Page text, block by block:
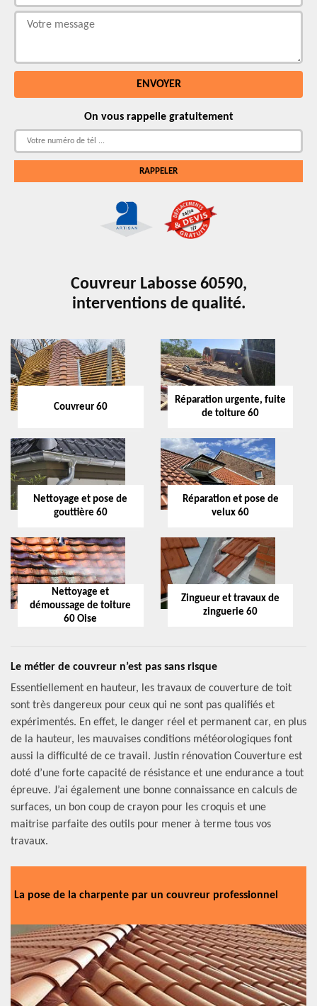
On vous rappelle gratuitement
Couvreur Labosse 60590,
interventions de qualité.
Couvreur 60
Réparation urgente, fuite
de toiture 60
Nettoyage et pose de
gouttière 60
Réparation et pose de
velux 60
Nettoyage et
démoussage de toiture
60 Oise
Zingueur et travaux de
zinguerie 60
Le métier de couvreur n’est pas sans risque
Essentiellement en hauteur, les travaux de couverture de toit
sont très dangereux pour ceux qui ne sont pas qualifiés et
expérimentés. En effet, le danger réel et permanent car, en plus
de la hauteur, les mauvaises conditions météorologiques font
aussi la difficulté de ce travail. Justin rénovation Couverture est
doté d’une forte capacité de résistance et une endurance a tout
épreuve. J’ai également une bonne connaissance en calculs de
surfaces, un bon coup de crayon pour les croquis et une
maitrise parfaite des outils pour mener à terme tous vos
travaux.
La pose de la charpente par un couvreur professionnel